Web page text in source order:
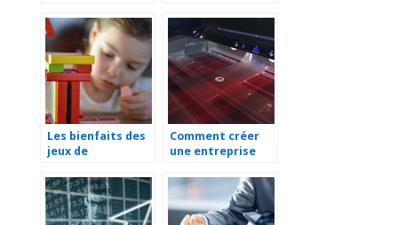
une SASU
Les bienfaits des
jeux de
l’esprit des
enfants
Comment créer
une entreprise